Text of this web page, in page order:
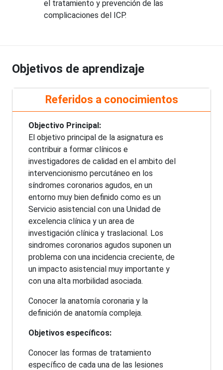
el tratamiento y prevención de las
complicaciones del ICP.
Objetivos de aprendizaje
Referidos a conocimientos
Objectivo Principal:
El objetivo principal de la asignatura es
contribuir a formar clínicos e
investigadores de calidad en el ambito del
intervencionismo percutáneo en los
síndromes coronarios agudos, en un
entorno muy bien definido como es un
Servicio asistencial con una Unidad de
excelencia clínica y un area de
investigación clínica y traslacional. Los
sindromes coronarios agudos suponen un
problema con una incidencia creciente, de
un impacto asistencial muy importante y
con una alta morbilidad asociada.
Conocer la anatomía coronaria y la
definición de anatomía compleja.
Objetivos específicos:
Conocer las formas de tratamiento
específico de cada una de las lesiones